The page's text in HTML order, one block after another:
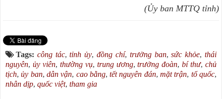
(Ủy ban MTTQ tỉnh)
Tags: công tác,tỉnh ủy,đồng chí, trưởng ban,sức khỏe,thái
nguyên, ủy viên, thường vụ, trung ương,trưởng đoàn,bí thư,chủ
tịch,ủy ban, dân vận, cao bằng,tết nguyên đán,mặt trận, tổ quốc,
nhân dịp, quốc việt, tham gia